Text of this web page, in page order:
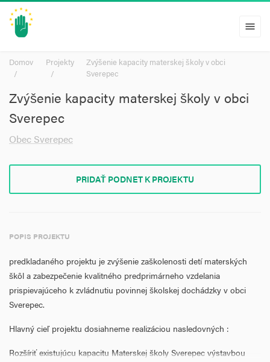
menu
Domov Projekty
Zvýšenie kapacity materskej školy v obci
Sverepec
Zvýšenie kapacity materskej školy v obci
Sverepec
Obec Sverepec
PRIDAŤ PODNET K PROJEKTU
POPIS PROJEKTU
predkladaného projektu je zvýšenie zaškolenosti detí materských
škôl a zabezpečenie kvalitného predprimárneho vzdelania
prispievajúceho k zvládnutiu povinnej školskej dochádzky v obci
Sverepec.
Hlavný cieľ projektu dosiahneme realizáciou nasledovných :
Rozšíriť existujúcu kapacitu Materskej školy Sverepec výstavbou